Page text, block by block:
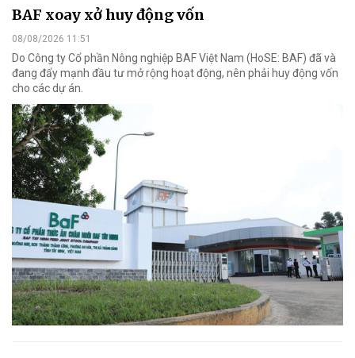
BAF xoay xở huy động vốn
08/08/2026 11:51
Do Công ty Cổ phần Nông nghiệp BAF Việt Nam (HoSE: BAF) đã và
đang đẩy mạnh đầu tư mở rộng hoạt động, nên phải huy động vốn
cho các dự án.